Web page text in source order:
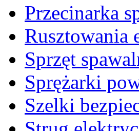
Przecinarka
Rusztowania
Sprzęt
Sprężarki
Szelki